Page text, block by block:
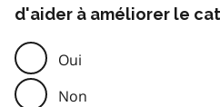
d'aider à améliorer le
Oui
Non